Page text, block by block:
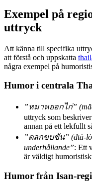
Exempel på
uttryck
Att känna till specifika
att förstå och uppskatta
några exempel på
Humor i centrala
”หมาหยอกไก่”
uttryck som
annan på ett lekfullt
”ตลกขบขัน” (dtà-
underhållande”: Ett
är väldigt
Humor från Isan-